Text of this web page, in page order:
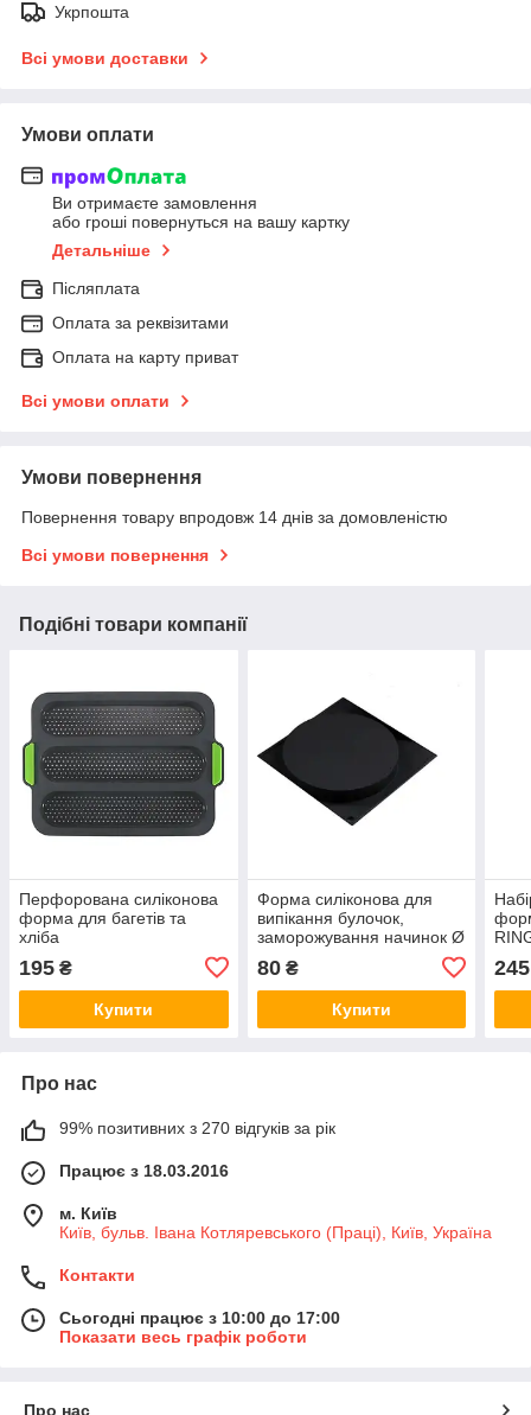
Укрпошта
Всі умови доставки
Умови оплати
Ви отримаєте замовлення
або гроші повернуться на вашу картку
Детальніше
Післяплата
Оплата за реквізитами
Оплата на карту приват
Всі умови оплати
Умови повернення
Повернення товару впродовж 14 днів за домовленістю
Всі умови повернення
Подібні товари компанії
Перфорована силіконова
форма для багетів та
хліба
195 ₴
Купити
Форма силіконова для
випікання булочок,
заморожування начинок Ø
80₴
Купити
245
Про нас
99% позитивних з 270 відгуків за рік
Працює з 18.03.2016
м. Київ
Київ, бульв. Івана Котляревського (Праці), Київ, Україна
Контакти
Сьогодні працює з 10:00 до 17:00
Показати весь графік роботи
Про нас